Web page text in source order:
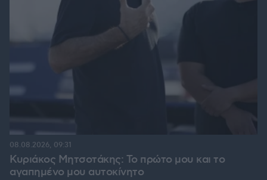
Κυριάκος Μητσοτάκης: Το πρώτο μου και το
αγαπημένο μου αυτοκίνητο
08.08.2026, 09:31